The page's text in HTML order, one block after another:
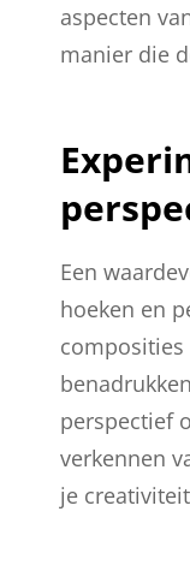
aspecten
manier die
Een
hoeken en
perspectief
verkennen
je